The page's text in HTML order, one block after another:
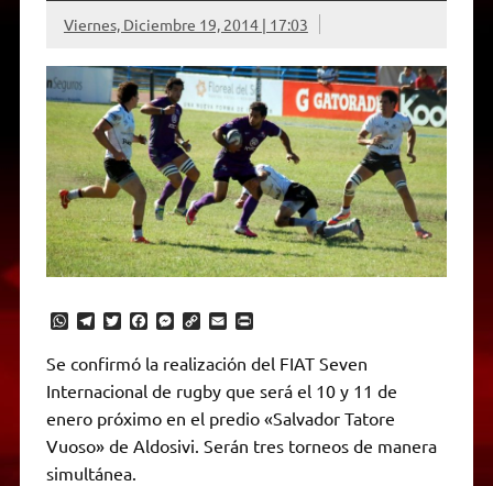
Viernes, Diciembre 19, 2014 | 17:03
W
t
s
p
p
T
e
g
a
m
T
t
t
e
r
F
c
e
b
o
k
M
s
e
g
e
C
y
L
i
n
k
E
a
i
l
P
n
t
r
i
Se confirmó la realización del FIAT Seven
Internacional de rugby que será el 10 y 11 de
enero próximo en el predio «Salvador Tatore
Vuoso» de Aldosivi. Serán tres torneos de manera
simultánea.